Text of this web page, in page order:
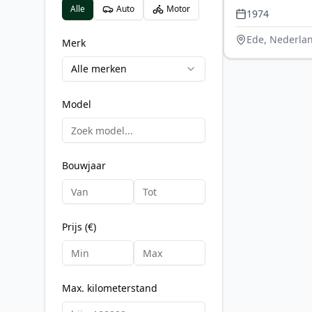
Alle Auto Motor
Merk
Alle merken
Model
Bouwjaar
Prijs (€)
Max. kilometerstand
perfecte
1974
Ede,